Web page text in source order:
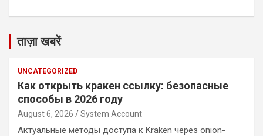
ताज़ा खबरें
UNCATEGORIZED
Как открыть кракен ссылку: безопасные
способы в 2026 году
August 6, 2026 System Account
Актуальные методы доступа к Kraken через onion-